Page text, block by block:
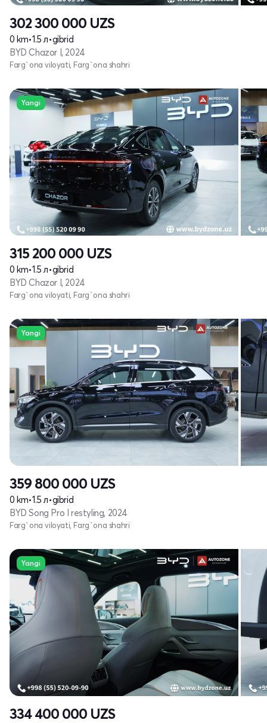
302 300 000 UZS
0 km•1.5 л•gibrid
BYD Chazor I, 2024
Farg`ona viloyati, Farg`ona shahri
Yangi
315 200 000 UZS
0 km•1.5 л•gibrid
BYD Chazor I, 2024
Farg`ona viloyati, Farg`ona shahri
Yangi
359 800 000 UZS
0 km•1.5 л•gibrid
BYD Song Pro I restyling, 2024
Farg`ona viloyati, Farg`ona shahri
Yangi
334 400 000 UZS